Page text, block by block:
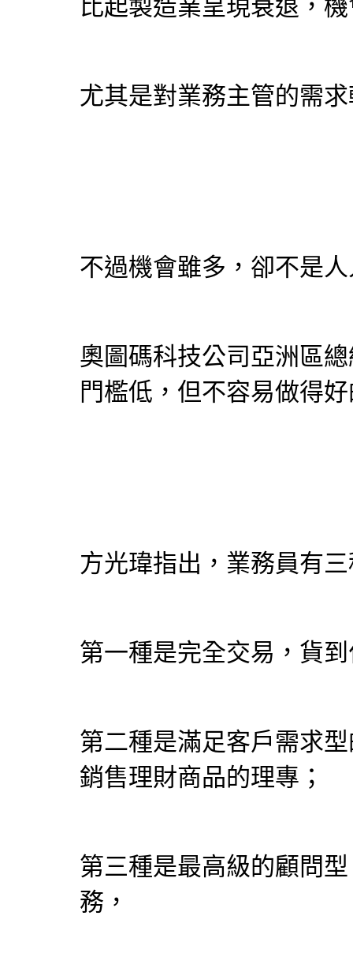
比起製造業呈現衰退，
尤其是對業務主管的需
不過機會雖多，卻不是
奧圖碼科技公司亞洲區
門檻低，但不容易做得
方光瑋指出，業務員有
第一種是完全交易，貨
第二種是滿足客戶需求
銷售理財商品的理專；
第三種是最高級的顧問
務，